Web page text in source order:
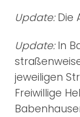
Update:Die
Update:In
jeweiligen
Freiwillige